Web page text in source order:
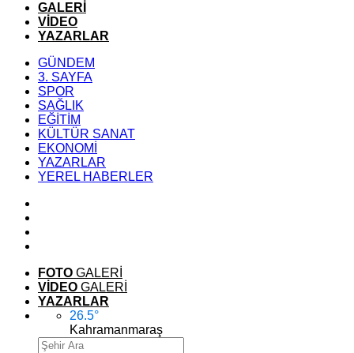
GALERİ
VİDEO
YAZARLAR
GÜNDEM
3. SAYFA
SPOR
SAĞLIK
EĞİTİM
KÜLTÜR SANAT
EKONOMİ
YAZARLAR
YEREL HABERLER
FOTO GALERİ
VİDEO GALERİ
YAZARLAR
26.5°
Kahramanmaraş